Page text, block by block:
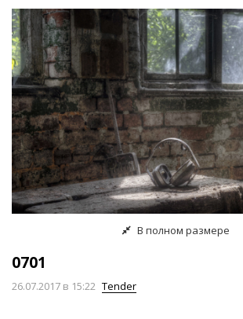
В полном размере
0701
26.07.2017 в 15:22 Tender